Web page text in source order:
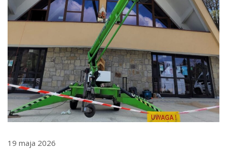
19 maja 2026